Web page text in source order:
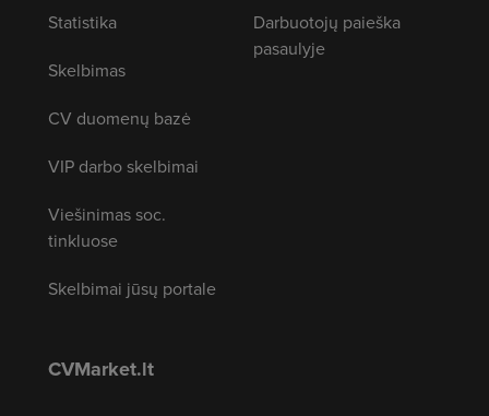
Statistika
Skelbimas
CV duomenų bazė
VIP darbo skelbimai
Viešinimas soc.
tinkluose
Skelbimai jūsų portale
Darbuotojų paieška
pasaulyje
CVMarket.lt